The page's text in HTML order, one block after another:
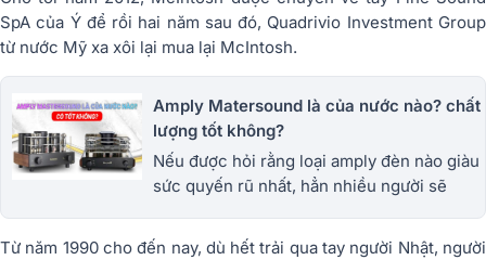
SpA của Ý để rồi hai năm sau đó, Quadrivio Investment Group
từ nước Mỹ xa xôi lại mua lại McIntosh.
Amply Matersound là của nước nào? chất
lượng tốt không?
Nếu được hỏi rằng loại amply đèn nào giàu
sức quyến rũ nhất, hẳn nhiều người sẽ
Matersound. Tìm hiểu ngay với chúng tôi.
Từ năm 1990 cho đến nay, dù hết trải qua tay người Nhật, người